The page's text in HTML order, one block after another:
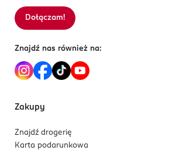
Dołączam!
Znajdź nas również na:
Zakupy
Znajdź drogerię
Karta podarunkowa